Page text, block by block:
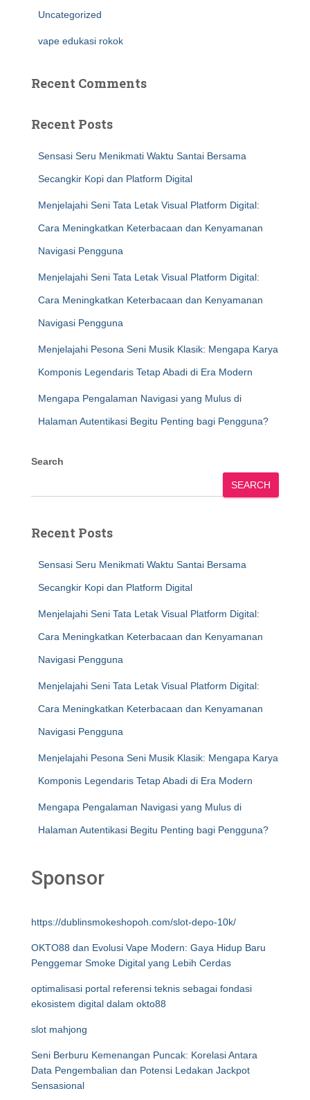
Uncategorized
vape edukasi rokok
Recent Comments
Recent Posts
Sensasi Seru Menikmati Waktu Santai Bersama
Secangkir Kopi dan Platform Digital
Menjelajahi Seni Tata Letak Visual Platform Digital:
Cara Meningkatkan Keterbacaan dan Kenyamanan
Navigasi Pengguna
Menjelajahi Seni Tata Letak Visual Platform Digital:
Cara Meningkatkan Keterbacaan dan Kenyamanan
Navigasi Pengguna
Menjelajahi Pesona Seni Musik Klasik: Mengapa Karya
Komponis Legendaris Tetap Abadi di Era Modern
Mengapa Pengalaman Navigasi yang Mulus di
Halaman Autentikasi Begitu Penting bagi Pengguna?
Search
SEARCH
Recent Posts
Sensasi Seru Menikmati Waktu Santai Bersama
Secangkir Kopi dan Platform Digital
Menjelajahi Seni Tata Letak Visual Platform Digital:
Cara Meningkatkan Keterbacaan dan Kenyamanan
Navigasi Pengguna
Menjelajahi Seni Tata Letak Visual Platform Digital:
Cara Meningkatkan Keterbacaan dan Kenyamanan
Navigasi Pengguna
Menjelajahi Pesona Seni Musik Klasik: Mengapa Karya
Komponis Legendaris Tetap Abadi di Era Modern
Mengapa Pengalaman Navigasi yang Mulus di
Halaman Autentikasi Begitu Penting bagi Pengguna?
Sponsor
https://dublinsmokeshopoh.com/slot-depo-10k/
OKTO88 dan Evolusi Vape Modern: Gaya Hidup Baru
Penggemar Smoke Digital yang Lebih Cerdas
optimalisasi portal referensi teknis sebagai fondasi
ekosistem digital dalam okto88
slot mahjong
Seni Berburu Kemenangan Puncak: Korelasi Antara
Data Pengembalian dan Potensi Ledakan Jackpot
Sensasional